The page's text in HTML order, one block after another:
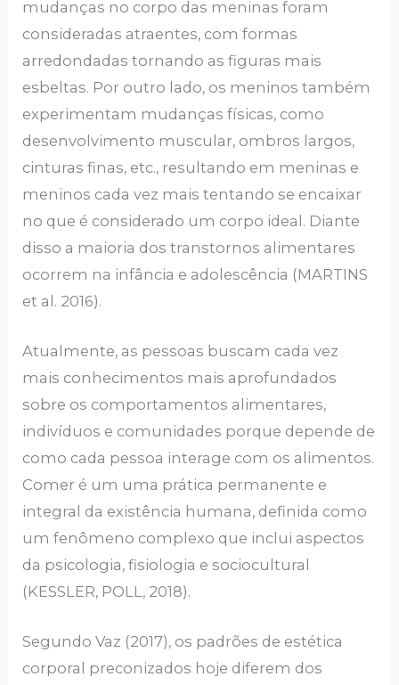
mudanças no corpo das meninas foram
consideradas atraentes, com formas
arredondadas tornando as figuras mais
esbeltas. Por outro lado, os meninos também
experimentam mudanças físicas, como
desenvolvimento muscular, ombros largos,
cinturas finas, etc., resultando em meninas e
meninos cada vez mais tentando se encaixar
no que é considerado um corpo ideal. Diante
disso a maioria dos transtornos alimentares
ocorrem na infância e adolescência (MARTINS
et al. 2016).
Atualmente, as pessoas buscam cada vez
mais conhecimentos mais aprofundados
sobre os comportamentos alimentares,
indivíduos e comunidades porque depende de
como cada pessoa interage com os alimentos.
Comer é um uma prática permanente e
integral da existência humana, definida como
um fenômeno complexo que inclui aspectos
da psicologia, fisiologia e sociocultural
(KESSLER, POLL, 2018).
Segundo Vaz (2017), os padrões de estética
corporal preconizados hoje diferem dos